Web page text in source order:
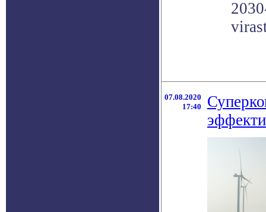
07.08.2020
17:40